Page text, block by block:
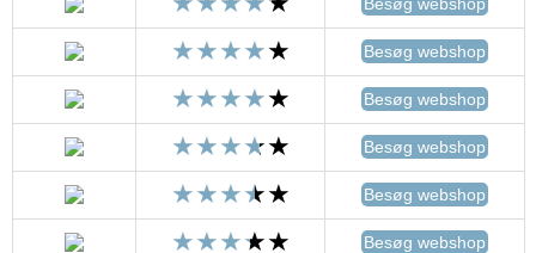
Besøg webshop
Besøg webshop
Besøg webshop
Besøg webshop
Besøg webshop